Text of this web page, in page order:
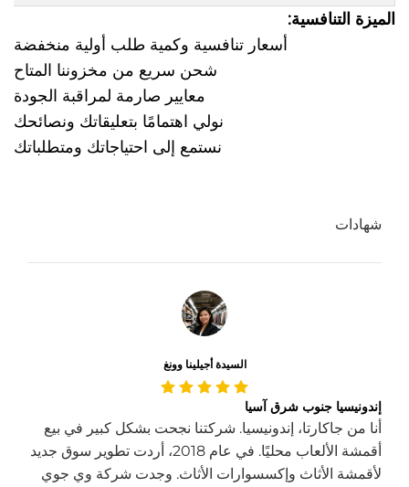
الميزة التنافسية:
أسعار تنافسية وكمية طلب أولية منخفضة
شحن سريع من مخزوننا المتاح
معايير صارمة لمراقبة الجودة
نولي اهتمامًا بتعليقاتك ونصائحك
نستمع إلى احتياجاتك ومتطلباتك
شهادات
السيدة أجيلينا وونغ
إندونيسيا جنوب شرق آسيا
أنا من جاكارتا، إندونيسيا. شركتنا نجحت بشكل كبير في بيع
أقمشة الألعاب محليًا. في عام 2018، أردت تطوير سوق جديد
لأقمشة الأثاث وإكسسوارات الأثاث. وجدت شركة وي جوي